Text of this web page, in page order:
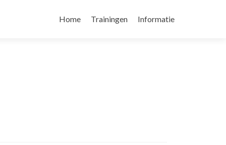
to
Home Trainingen Informatie